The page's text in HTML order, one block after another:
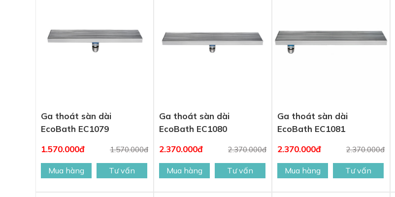
Ga thoát sàn dài
EcoBath EC1079
1.570.000đ
1.570.000đ
Mua hàng Tư vấn
Ga thoát sàn dài
EcoBath EC1080
2.370.000đ
2.370.000đ
Mua hàng Tư vấn
Ga thoát sàn dài
EcoBath EC1081
2.370.000đ
2.370.000đ
Mua hàng Tư vấn